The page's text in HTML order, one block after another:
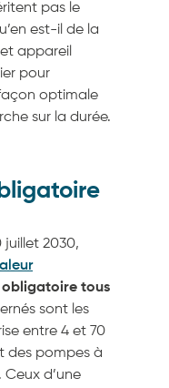
pas le
est-il de la
appareil
pour
optimale
sur la durée.
juillet 2030,
obligatoire tous
sont les
entre 4 et 70
des pompes à
d’une